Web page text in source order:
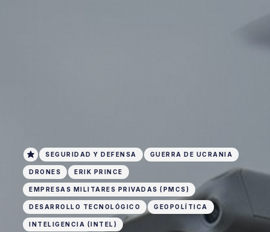
SEGURIDAD Y DEFENSA GUERRA DE UCRANIA
DRONES ERIK PRINCE
EMPRESAS MILITARES PRIVADAS (PMCS)
DESARROLLO TECNOLÓGICO GEOPOLÍTICA
INTELIGENCIA (INTEL)